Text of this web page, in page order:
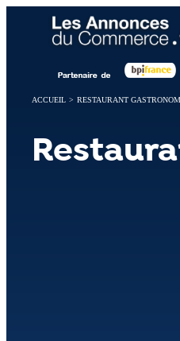
ACCUEIL > RESTAURANT
Panneau de gestion des